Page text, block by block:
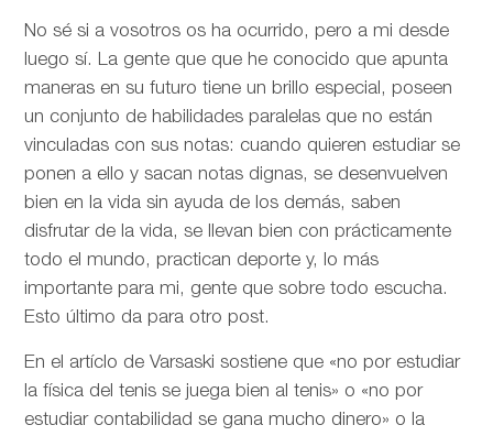
No sé si a vosotros os ha ocurrido, pero a mi desde
luego sí. La gente que que he conocido que apunta
maneras en su futuro tiene un brillo especial, poseen
un conjunto de habilidades paralelas que no están
vinculadas con sus notas: cuando quieren estudiar se
ponen a ello y sacan notas dignas, se desenvuelven
bien en la vida sin ayuda de los demás, saben
disfrutar de la vida, se llevan bien con prácticamente
todo el mundo, practican deporte y, lo más
importante para mi, gente que sobre todo escucha.
Esto último da para otro post.
En el artíclo deVarsaski sostiene que «no por estudiar
la física del tenis se juega bien al tenis» o «no por
estudiar contabilidad se gana mucho dinero» o la